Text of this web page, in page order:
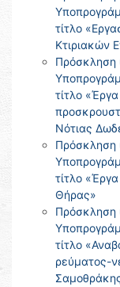
τίτλο
Κτιριακών
Πρόσκληση
τίτλο
Νότιας
Πρόσκληση
τίτλο
Θήρας»
Πρόσκληση
τίτλο
ρεύματος-